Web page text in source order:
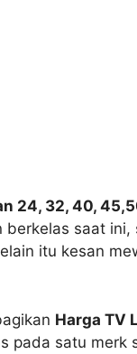
24, 32, 40,
berkelas saat
itu kesan
Harga TV
pada satu merk